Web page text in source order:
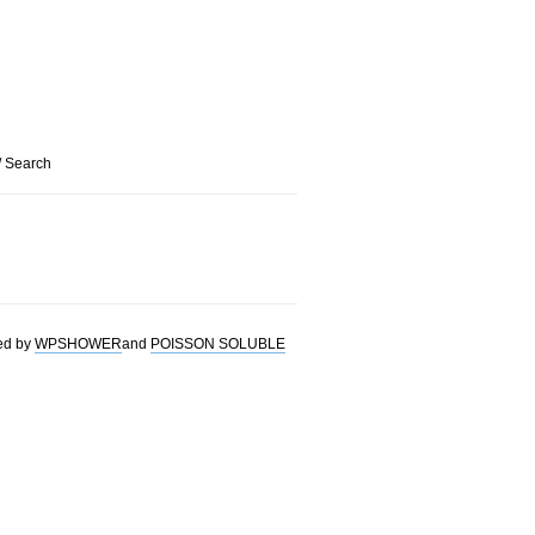
Search
by WPSHOWERand POISSON SOLUBLE